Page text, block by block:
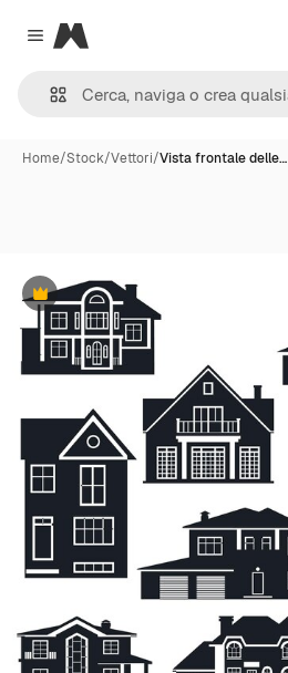
Close menu
Magnific
Home/Stock/Vettori/Vista frontale delle…
Premium